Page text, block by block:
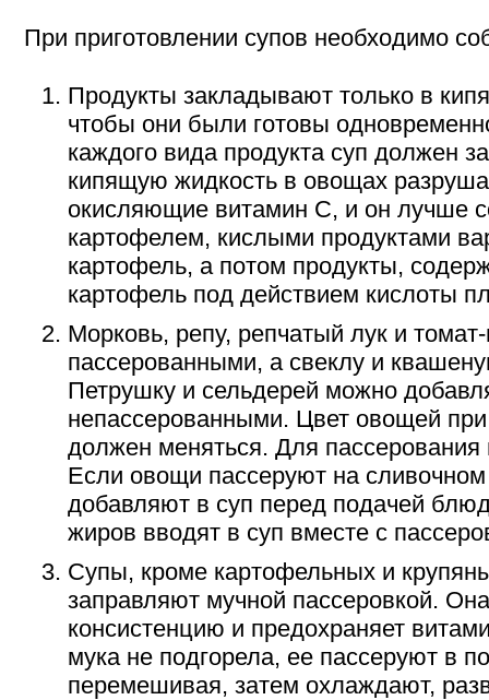
При приготовлении супов необходимо
Продукты закладывают только в
чтобы они были готовы
каждого вида продукта суп должен
кипящую жидкость в овощах
окисляющие витамин С, и он лучше
картофелем, кислыми продуктами
картофель, а потом продукты,
картофель под действием кислоты
Морковь, репу, репчатый лук и
пассерованными, а свеклу и
Петрушку и сельдерей можно
непассерованными. Цвет овощей
должен меняться. Для
Если овощи пассеруют на
добавляют в суп перед подачей
жиров вводят в суп вместе с
Супы, кроме картофельных и
заправляют мучной пассеровкой.
консистенцию и предохраняет
мука не подгорела, ее пассеруют в
перемешивая, затем охлаждают,